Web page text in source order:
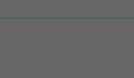
δημιουργία